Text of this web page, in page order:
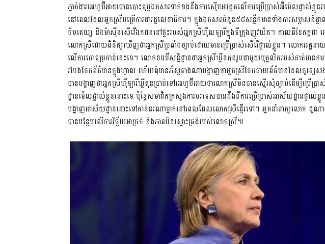
ភ្នាក់ងារអេហ្វប៊ីអាយបានបោះពុម្ពឯកសារទាក់ទងនឹងការស៊ើបអង្កេតលើការប្រើប្រាស់អ៊ីម៉េលផ្ទាល់
នៅពេលដែលអ្នកស្រីបម្រើការជារដ្ឋលេខាធិការ។ ក្នុងឯកសារចំនួន៥៨សន្លឹកមានទាំងការសម្ភាសន៍ផ្
ធិបតេយ្យ និងម៉ាស៊ីនសើវើឯកជននៅផ្ទះរបស់អ្នកស្រីហ៊ីលឡារីក្នុងទីក្រុងញូវយ៉ក។ កាលពីខែកក្កដា
លោកស្រីដោយពិនិត្យឃើញថាអ្នកស្រីប្រឆាំងច្បាប់ដោយមានប្រើប្រាស់សើវើផ្ទាល់ខ្លួន។ លោកអគ្គន
លើការចោទប្រកាន់នេះទេ។ លោកខមមីសន្និដ្ឋានថាអ្នកស្រីឃ្លីនតុនរួមជាមួយបុគ្គលិករបស់គាត់មានកា
របែងចែកព័ត៌មានក្នុងហ្វាល ហើយពុំមានភ័ស្តតាងណាបង្ហាញថាអ្នកស្រីចែកចាយព័ត៌មានដែលគួរឲ្
បានបង្ហាញថាអ្នកស្រីហ៊ីឡារីឃ្លីតុនប្រាប់ទៅអេហ្វប៊ីអាយថាលោកស្រីមិនបានស្នើរសុំច្បាប់ដើម្បីប្រើប្រ
ដ្ឋានម៉េលផ្ទាល់ខ្លួននោះទេ ប៉ុន្តែសមាជិកក្រសួងការបរទេសបានដឹងពីការប្រើប្រាស់អាស័យដ្ឋានផ្ទាល់
បង្ហាញអាស័យដ្ឋាននោះទៅកាន់នរណាម្នាក់នៅពេលដែលលោកស្រីផ្ញើរទៅ។ អ្នកនាំពាក្យលោក ដូ
បានបន្ថែមលើការវិច្ឆ័យអាក្រក់ និងភាពមិនស្មោះត្រង់របស់លោកស្រី៕